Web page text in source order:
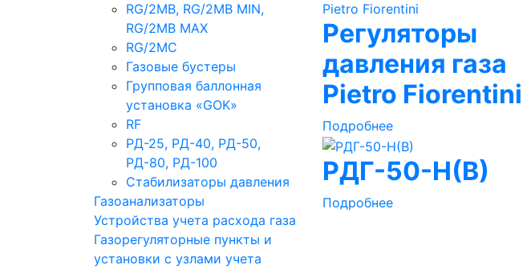
RG/2MB, RG/2MB MIN,
RG/2MB MAX
RG/2MC
Газовые бустеры
Групповая баллонная
установка «GOK»
RF
РД-25, РД-40, РД-50,
РД-80, РД-100
Стабилизаторы давления
Газоанализаторы
Устройства учета расхода газа
Газорегуляторные пункты и
установки с узлами учета
Регуляторы
давления газа
Рietro Fiorentini
Подробнее
РДГ-50-Н(В)
Подробнее